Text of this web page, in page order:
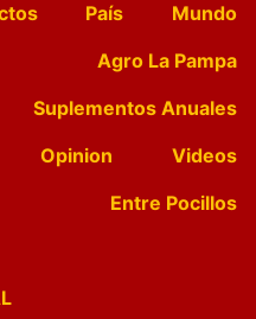
País
Mundo
Agro La Pampa
Suplementos Anuales
Opinion
Videos
Entre Pocillos